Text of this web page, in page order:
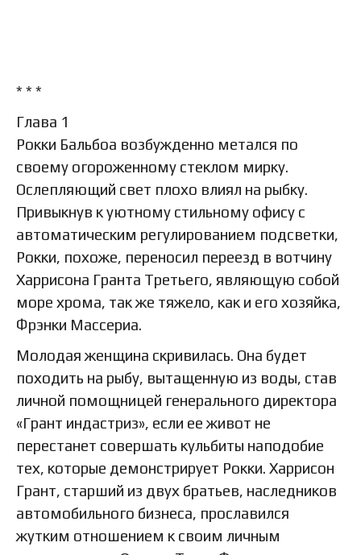
* * *
Глава 1
Рокки Бальбоа возбужденно метался по
своему огороженному стеклом мирку.
Ослепляющий свет плохо влиял на рыбку.
Привыкнув к уютному стильному офису с
автоматическим регулированием подсветки,
Рокки, похоже, переносил переезд в вотчину
Харрисона Гранта Третьего, являющую собой
море хрома, так же тяжело, как и его хозяйка,
Фрэнки Массериа.
Молодая женщина скривилась. Она будет
походить на рыбу, вытащенную из воды, став
личной помощницей генерального директора
«Грант индастриз», если ее живот не
перестанет совершать кульбиты наподобие
тех, которые демонстрирует Рокки. Харрисон
Грант, старший из двух братьев, наследников
автомобильного бизнеса, прославился
жутким отношением к своим личным